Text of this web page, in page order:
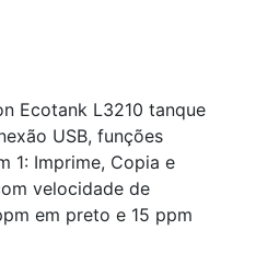
Ecotank L3210 tanque
USB, funções
1: Imprime, Copia e
velocidade de
em preto e 15 ppm